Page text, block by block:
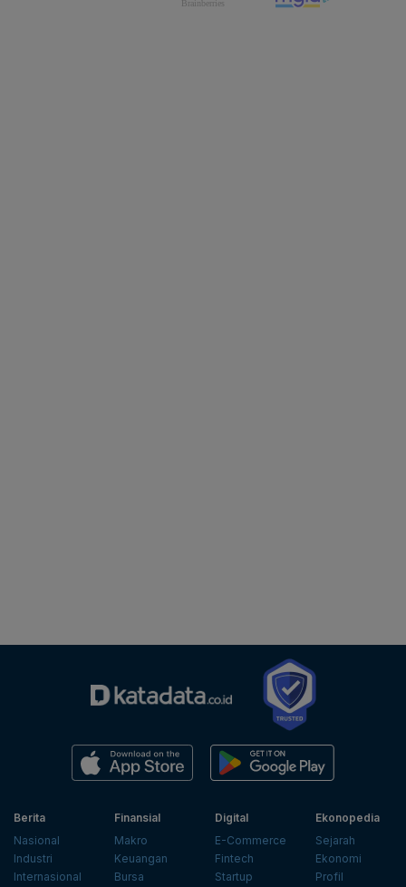
Berita
Nasional
Industri
Internasional
Finansial
Makro
Keuangan
Bursa
Digital
E-Commerce
Fintech
Startup
Ekonopedia
Sejarah
Ekonomi
Profil